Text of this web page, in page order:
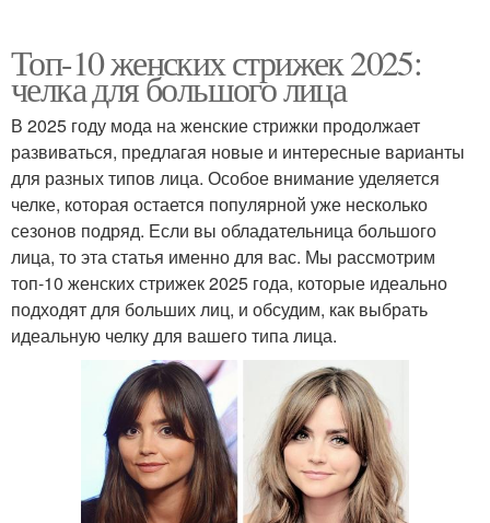
Топ-10 женских стрижек 2025:
челка для большого лица
В 2025 году мода на женские стрижки продолжает
развиваться, предлагая новые и интересные варианты
для разных типов лица. Особое внимание уделяется
челке, которая остается популярной уже несколько
сезонов подряд. Если вы обладательница большого
лица, то эта статья именно для вас. Мы рассмотрим
топ-10 женских стрижек 2025 года, которые идеально
подходят для больших лиц, и обсудим, как выбрать
идеальную челку для вашего типа лица.